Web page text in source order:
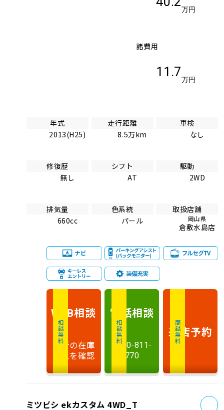
万円
諸費用
11.7
万円
年式
2013(H25)
走行距離
8.5万km
車検
なし
修復歴
無し
シフト
AT
駆動
2WD
排気量
660cc
色系統
パール
取扱店舗
岡山県
倉敷水島店
相談無料
WEB相談
最新の在庫
状況を確認
相談無料
電話相談
0120-811-
770
商談無料
来店予約
ミツビシ ekカスタム 4WD_T